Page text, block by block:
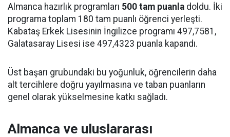
Almanca hazırlık programları 500 tam puanla doldu. İki
programa toplam 180 tam puanlı öğrenci yerleşti.
Kabataş Erkek Lisesinin İngilizce programı 497,7581,
Galatasaray Lisesi ise 497,4323 puanla kapandı.
Üst başarı grubundaki bu yoğunluk, öğrencilerin daha
alt tercihlere doğru yayılmasına ve taban puanların
genel olarak yükselmesine katkı sağladı.
Almanca ve uluslararası